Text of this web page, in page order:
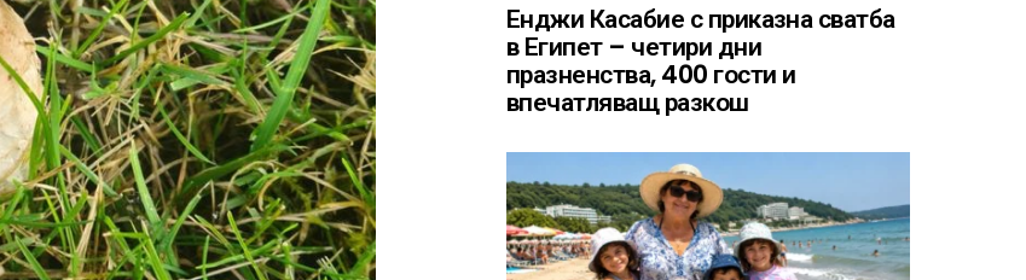
Енджи Касабие с приказна сватба
в Египет – четири дни
празненства, 400 гости и
впечатляващ разкош